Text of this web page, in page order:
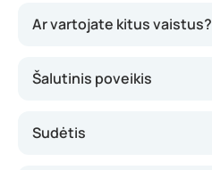
Ar vartojate kitus vaistus?
Šalutinis poveikis
Sudėtis